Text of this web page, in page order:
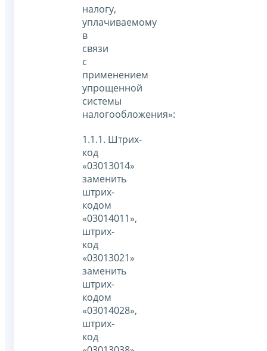
налогу,
уплачиваемому
в
связи
с
применением
упрощенной
системы
налогообложения»:
1.1.1. Штрих-
код
«03013014»
заменить
штрих-
кодом
«03014011»,
штрих-
код
«03013021»
заменить
штрих-
кодом
«03014028»,
штрих-
код